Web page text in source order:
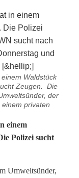
Waldstück
Zeugen. Die
der
privaten
einem
Polizei sucht
Umweltsünder,